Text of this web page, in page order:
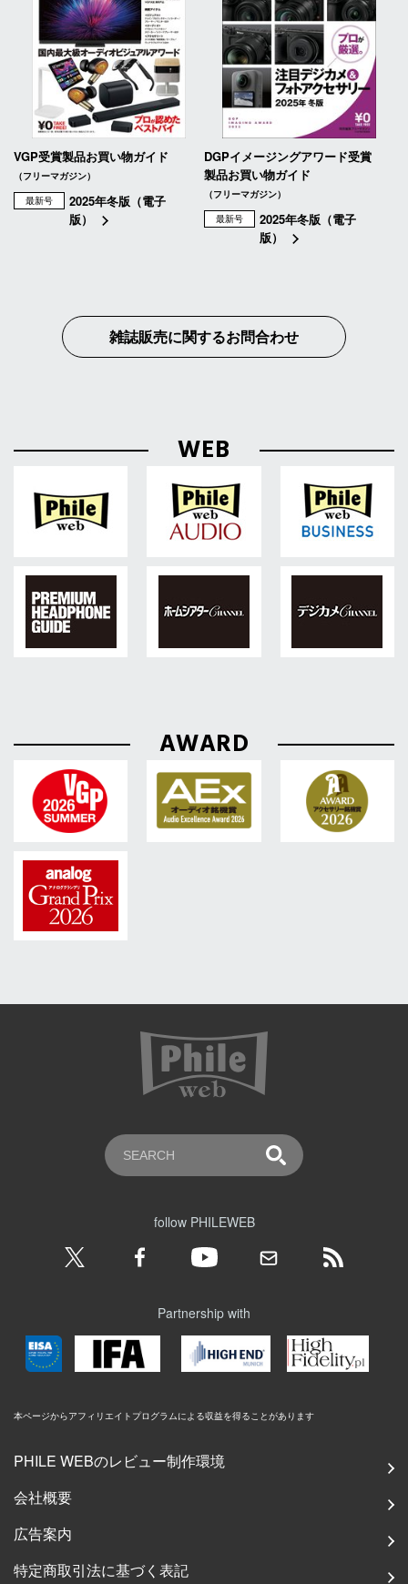
VGP受賞製品お買い物ガイド
（フリーマガジン）
最新号
2025年冬版（電子
版）
DGPイメージングアワード受賞
製品お買い物ガイド
（フリーマガジン）
最新号
2025年冬版（電子
版）
雑誌販売に関するお問合わせ
WEB
AWARD
follow PHILEWEB
Partnership with
本ページからアフィリエイトプログラムによる収益を得ることがあります
PHILE WEBのレビュー制作環境
会社概要
広告案内
特定商取引法に基づく表記